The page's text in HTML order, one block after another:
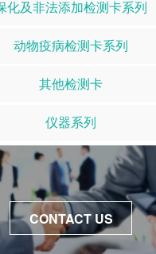
化及非法添加检测卡系列
动物疫病检测卡系列
其他检测卡
仪器系列
CONTACT US